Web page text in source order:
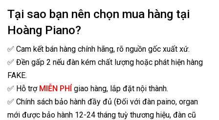
Tại sao bạn nên chọn mua hàng tại
Hoàng Piano?
✅ Cam kết bán hàng chính hãng, rõ nguồn gốc xuất xứ.
✅ Đền gấp 2 nếu đàn kém chất lượng hoặc phát hiện hàng
FAKE.
✅ Hỗ trợ MIỄN PHÍ giao hàng, lắp đặt nội thành.
✅ Chính sách bảo hành đầy đủ (Đối với đàn paino, organ
mới được bảo hành 12-24 tháng tuỳ thương hiệu, đàn cũ